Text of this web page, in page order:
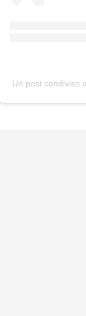
Un post condiviso